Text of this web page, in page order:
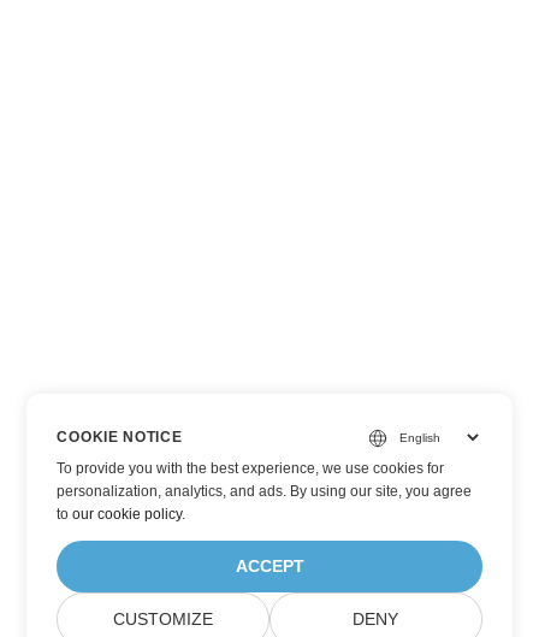
COOKIE NOTICE
To provide you with the best experience, we use cookies for
personalization, analytics, and ads. By using our site, you agree
toour cookie policy.
ACCEPT
CUSTOMIZE DENY